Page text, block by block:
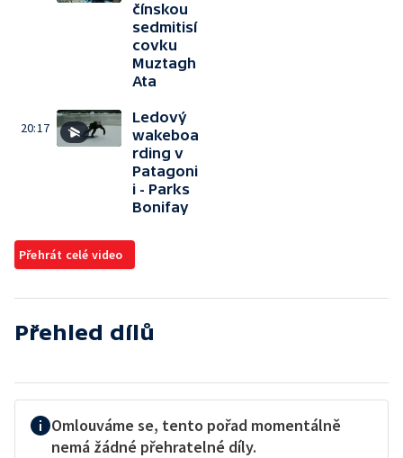
čínskou
sedmitisí
covku
Muztagh
Ata
20:17
Ledový
wakeboa
rding v
Patagoni
i - Parks
Bonifay
Přehrát celé video
Přehled dílů
Omlouváme se, tento pořad momentálně
nemá žádné přehratelné díly.